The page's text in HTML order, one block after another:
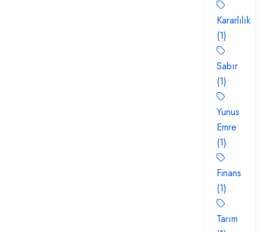
Kararlılık
(1)
Sabır
(1)
Yunus
Emre
(1)
Finans
(1)
Tarım